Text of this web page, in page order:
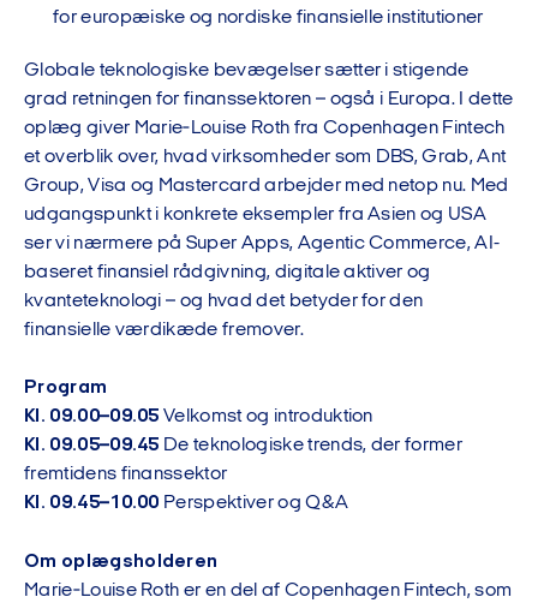
for europæiske og nordiske finansielle institutioner
Globale teknologiske bevægelser sætter i stigende
grad retningen for finanssektoren – også i Europa. I dette
oplæg giver Marie‑Louise Roth fra Copenhagen Fintech
et overblik over, hvad virksomheder som DBS, Grab, Ant
Group, Visa og Mastercard arbejder med netop nu. Med
udgangspunkt i konkrete eksempler fra Asien og USA
ser vi nærmere på Super Apps, Agentic Commerce, AI-
baseret finansiel rådgivning, digitale aktiver og
kvanteteknologi – og hvad det betyder for den
finansielle værdikæde fremover.
Program
Kl. 09.00–09.05 Velkomst og introduktion
Kl. 09.05–09.45 De teknologiske trends, der former
fremtidens finanssektor
Kl. 09.45–10.00 Perspektiver og Q&A
Om oplægsholderen
Marie‑Louise Roth er en del af Copenhagen Fintech, som